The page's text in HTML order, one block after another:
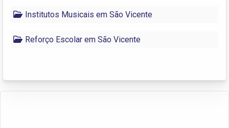
Institutos Musicais em São Vicente
Reforço Escolar em São Vicente